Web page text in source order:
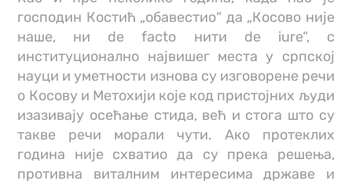
господин Костић „обавестио“ да „Косово није
наше, ни de facto нити de iure“, с
институционално највишег места у српској
науци и уметности изнова су изговорене речи
о Косову и Метохији које код пристојних људи
изазивају осећање стида, већ и стога што су
такве речи морали чути. Ако протеклих
година није схватио да су прека решења,
противна виталним интересима државе и